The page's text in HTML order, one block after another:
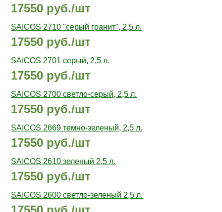
17550 руб./шт
SAICOS 2710 "серый гранит", 2,5 л.
17550 руб./шт
SAICOS 2701 cерый, 2,5 л.
17550 руб./шт
SAICOS 2700 cветло-серый, 2,5 л.
17550 руб./шт
SAICOS 2669 темно-зеленый, 2,5 л.
17550 руб./шт
SAICOS 2610 зеленый 2,5 л.
17550 руб./шт
SAICOS 2600 светло-зеленый 2,5 л.